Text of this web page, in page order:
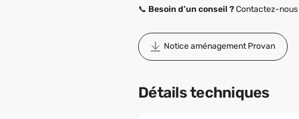
📞 Besoin d’un conseil ?Contactez-nous
Notice aménagement Provan
Détails techniques